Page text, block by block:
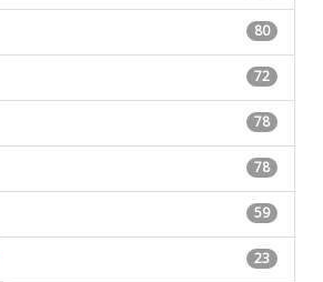
80
72
78
78
59
23